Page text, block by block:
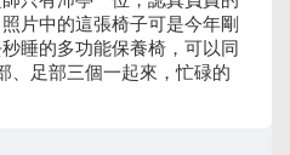
片中的這張椅子可是今年剛
睡的多功能保養椅，可以同
、足部三個一起來，忙碌的